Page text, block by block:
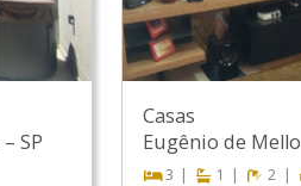
– SP
Casas
Eugênio de Mello
3 1 2